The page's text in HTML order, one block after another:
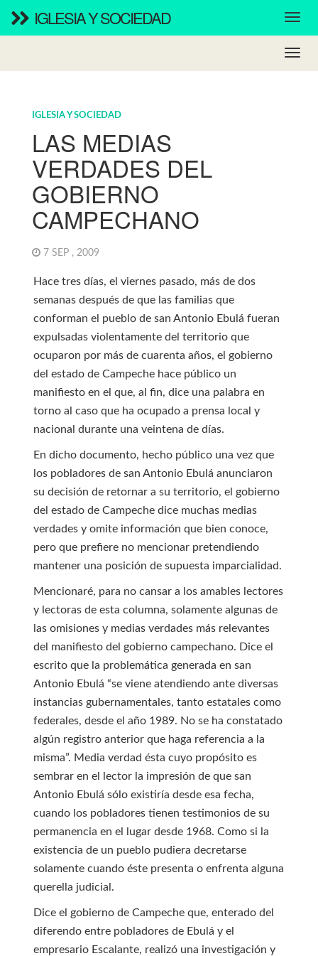
IGLESIA Y SOCIEDAD
IGLESIA Y SOCIEDAD
LAS MEDIAS
VERDADES DEL
GOBIERNO
CAMPECHANO
7 SEP , 2009
Hace tres días, el viernes pasado, más de dos
semanas después de que las familias que
conforman el pueblo de san Antonio Ebulá fueran
expulsadas violentamente del territorio que
ocuparon por más de cuarenta años, el gobierno
del estado de Campeche hace público un
manifiesto en el que, al fin, dice una palabra en
torno al caso que ha ocupado a prensa local y
nacional durante una veintena de días.
En dicho documento, hecho público una vez que
los pobladores de san Antonio Ebulá anunciaron
su decisión de retornar a su territorio, el gobierno
del estado de Campeche dice muchas medias
verdades y omite información que bien conoce,
pero que prefiere no mencionar pretendiendo
mantener una posición de supuesta imparcialidad.
Mencionaré, para no cansar a los amables lectores
y lectoras de esta columna, solamente algunas de
las omisiones y medias verdades más relevantes
del manifiesto del gobierno campechano. Dice el
escrito que la problemática generada en san
Antonio Ebulá “se viene atendiendo ante diversas
instancias gubernamentales, tanto estatales como
federales, desde el año 1989. No se ha constatado
algún registro anterior que haga referencia a la
misma”. Media verdad ésta cuyo propósito es
sembrar en el lector la impresión de que san
Antonio Ebulá sólo existiría desde esa fecha,
cuando los pobladores tienen testimonios de su
permanencia en el lugar desde 1968. Como si la
existencia de un pueblo pudiera decretarse
solamente cuando éste presenta o enfrenta alguna
querella judicial.
Dice el gobierno de Campeche que, enterado del
diferendo entre pobladores de Ebulá y el
empresario Escalante, realizó una investigación y